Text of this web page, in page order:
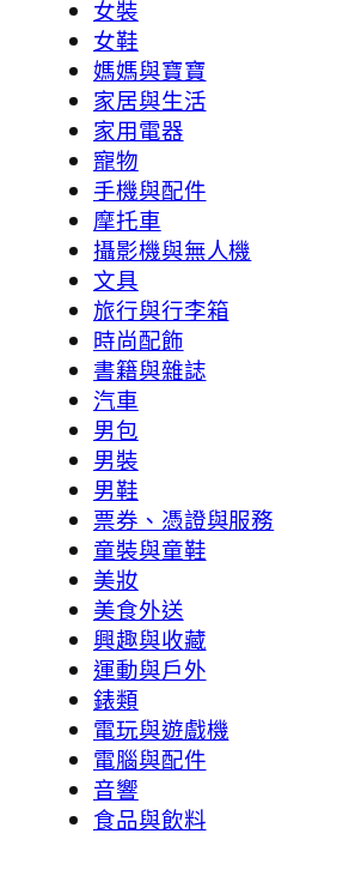
女裝
女鞋
媽媽與寶寶
家居與生活
家用電器
寵物
手機與配件
摩托車
攝影機與無人機
文具
旅行與行李箱
時尚配飾
書籍與雜誌
汽車
男包
男裝
男鞋
票券、憑證與服務
童裝與童鞋
美妝
美食外送
興趣與收藏
運動與戶外
錶類
電玩與遊戲機
電腦與配件
音響
食品與飲料